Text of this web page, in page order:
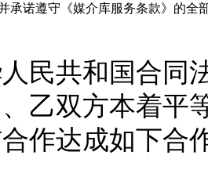
承诺遵守《媒介库服务条款》的全